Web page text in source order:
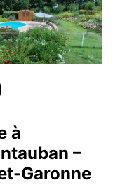
à
–
Garonne